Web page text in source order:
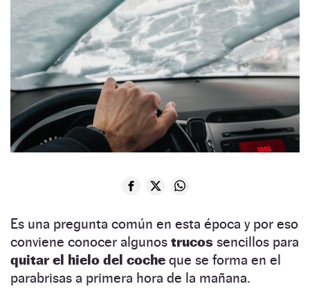
Es una pregunta común en esta época y por eso
conviene conocer algunos trucos sencillos para
quitar el hielo del coche que se forma en el
parabrisas a primera hora de la mañana.